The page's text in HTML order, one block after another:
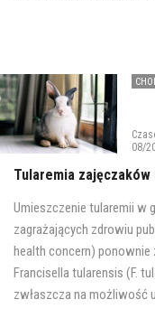
08/
Tularemia
Umieszczenie tularemii w
zagrażających zdrowiu
health concern)
Francisella tularensis (F.
zwłaszcza na możliwość